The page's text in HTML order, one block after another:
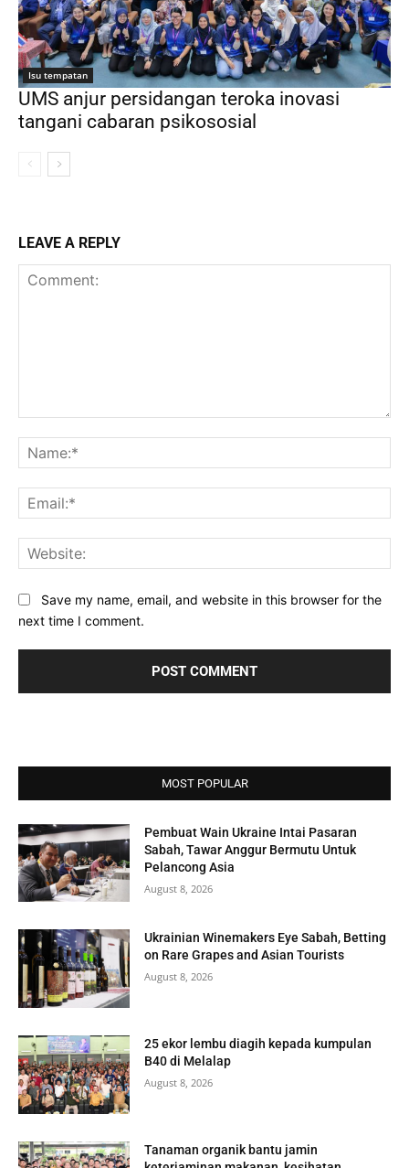
Isu tempatan
UMS anjur persidangan teroka inovasi
tangani cabaran psikososial
LEAVE A REPLY
Save my name, email, and website in this browser for the
next time I comment.
MOST POPULAR
Pembuat Wain Ukraine Intai Pasaran
Sabah, Tawar Anggur Bermutu Untuk
Pelancong Asia
August 8, 2026
Ukrainian Winemakers Eye Sabah, Betting
on Rare Grapes and Asian Tourists
August 8, 2026
25 ekor lembu diagih kepada kumpulan
B40 di Melalap
August 8, 2026
Tanaman organik bantu jamin